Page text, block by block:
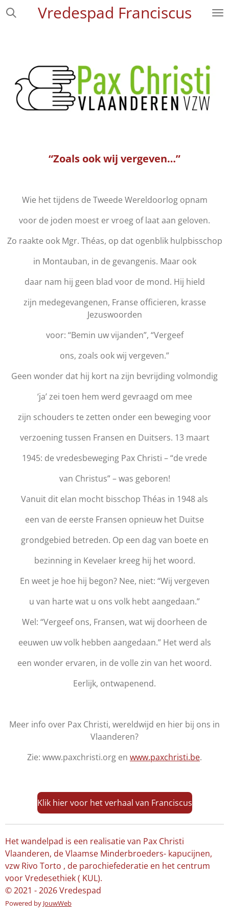
Ga
Vredespad Franciscus
“Zoals ook wij vergeven…”
Wie het tijdens de Tweede Wereldoorlog opnam
voor de joden moest er vroeg of laat aan geloven.
Zo raakte ook Mgr. Théas, op dat ogenblik hulpbisschop
in Montauban, in de gevangenis. Maar ook
daar nam hij geen blad voor de mond. Hij hield
zijn medegevangenen, Franse officieren, krasse
Jezuswoorden
voor: “Bemin uw vijanden”, “Vergeef
ons, zoals ook wij vergeven.”
Geen wonder dat hij kort na zijn bevrijding volmondig
‘ja’ zei toen hem werd gevraagd om mee
zijn schouders te zetten onder een beweging voor
verzoening tussen Fransen en Duitsers. 13 maart
1945: de vredesbeweging Pax Christi – “de vrede
van Christus” – was geboren!
Vanuit dit elan mocht bisschop Théas in 1948 als
een van de eerste Fransen opnieuw het Duitse
grondgebied betreden. Op een dag van boete en
bezinning in Kevelaer kreeg hij het woord.
En weet je hoe hij begon? Nee, niet: “Wij vergeven
u van harte wat u ons volk hebt aangedaan.”
Wel: “Vergeef ons, Fransen, wat wij doorheen de
eeuwen uw volk hebben aangedaan.” Het werd als
een wonder ervaren, in de volle zin van het woord.
Eerlijk, ontwapenend.
Meer info over Pax Christi, wereldwijd en hier bij ons in
Vlaanderen?
Zie: www.paxchristi.org en www.paxchristi.be.
Klik hier voor het verhaal van Franciscus
Het wandelpad is een realisatie van Pax Christi
Vlaanderen, de Vlaamse Minderbroeders- kapucijnen,
vzw Rivo Torto , de parochiefederatie en het centrum
voor Vredesethiek ( KUL).
© 2021 - 2026 Vredespad
Powered by JouwWeb